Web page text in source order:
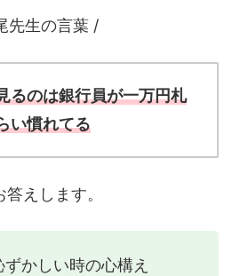
先生の言葉 /
るのは銀行員が一万円札
い慣れてる
えします。
かしい時の心構え